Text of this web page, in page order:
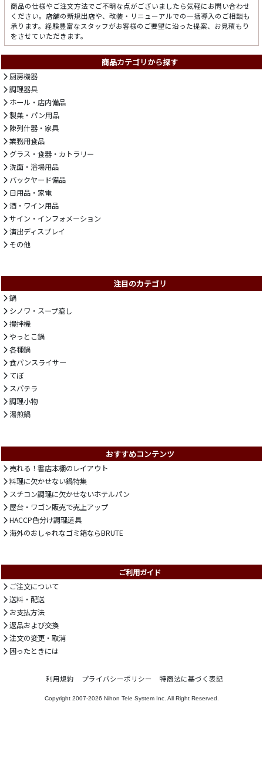
商品の仕様やご注文方法でご不明な点がございましたら気軽にお問い合わせ
ください。店舗の新規出店や、改装・リニューアルでの一括導入のご相談も
承ります。経験豊富なスタッフがお客様のご要望に沿った提案、お見積もり
をさせていただきます。
商品カテゴリから探す
厨房機器
調理器具
ホール・店内備品
製菓・パン用品
陳列什器・家具
業務用食品
グラス・食器・カトラリー
洗面・浴場用品
バックヤード備品
日用品・家電
酒・ワイン用品
サイン・インフォメーション
演出ディスプレイ
その他
注目のカテゴリ
鍋
シノワ・スープ漉し
攪拌機
やっとこ鍋
各種鍋
食パンスライサー
てぼ
スパテラ
調理小物
湯煎鍋
おすすめコンテンツ
売れる！書店本棚のレイアウト
料理に欠かせない鍋特集
スチコン調理に欠かせないホテルパン
屋台・ワゴン販売で売上アップ
HACCP色分け調理道具
海外のおしゃれなゴミ箱ならBRUTE
ご利用ガイド
ご注文について
送料・配送
お支払方法
返品および交換
注文の変更・取消
困ったときには
利用規約 プライバシーポリシー 特商法に基づく表記
Copyright 2007-2026 Nihon Tele System Inc. All Right Reserved.